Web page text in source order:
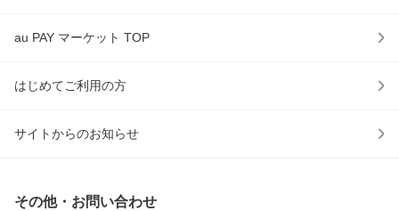
au PAY マーケット TOP
はじめてご利用の方
サイトからのお知らせ
その他・お問い合わせ